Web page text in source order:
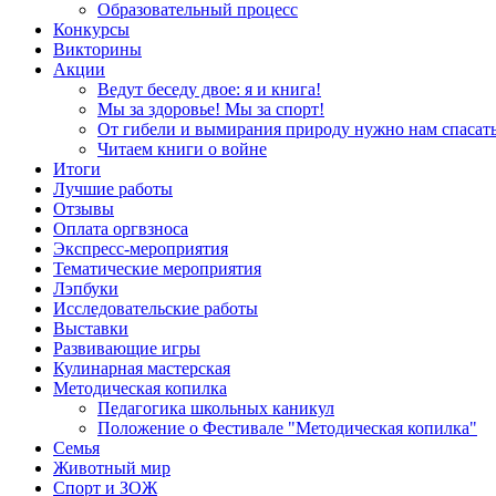
Образовательный процесс
Конкурсы
Викторины
Акции
Ведут беседу двое: я и книга!
Мы за здоровье! Мы за спорт!
От гибели и вымирания природу нужно нам
Читаем книги о войне
Итоги
Лучшие работы
Отзывы
Оплата оргвзноса
Экспресс-мероприятия
Тематические мероприятия
Лэпбуки
Исследовательские работы
Выставки
Развивающие игры
Кулинарная мастерская
Методическая копилка
Педагогика школьных каникул
Положение о Фестивале "Методическая копилка"
Семья
Животный мир
Спорт и ЗОЖ